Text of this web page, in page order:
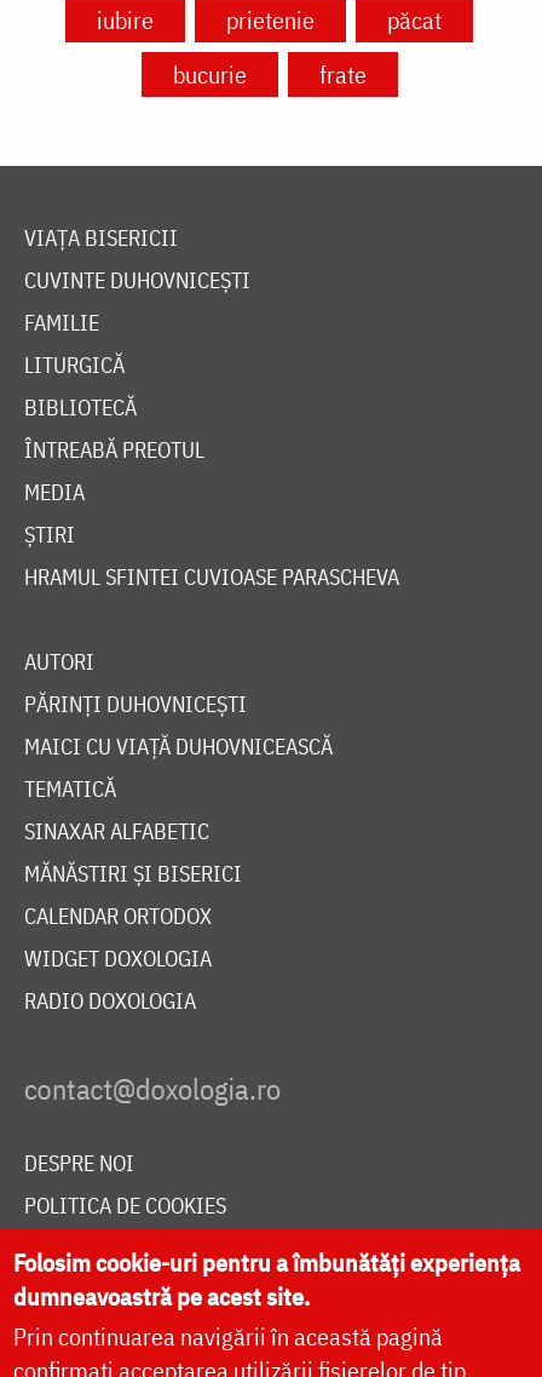
iubire prietenie
păcat
bucurie
frate
VIAȚA BISERICII
CUVINTE DUHOVNICEȘTI
FAMILIE
LITURGICĂ
BIBLIOTECĂ
ÎNTREABĂ PREOTUL
MEDIA
ȘTIRI
HRAMUL SFINTEI CUVIOASE PARASCHEVA
AUTORI
PĂRINȚI DUHOVNICEȘTI
MAICI CU VIAȚĂ DUHOVNICEASCĂ
TEMATICĂ
SINAXAR ALFABETIC
MĂNĂSTIRI ȘI BISERICI
CALENDAR ORTODOX
WIDGET DOXOLOGIA
RADIO DOXOLOGIA
DESPRE NOI
POLITICA DE COOKIES
DONEAZĂ ONLINE PENTRU CATEDRALA NAȚIONALĂ
LIVE
Folosim cookie-uri pentru a îmbunătăți experiența
dumneavoastră pe acest site.
Prin continuarea navigării în această pagină
confirmați acceptarea utilizării fișierelor de tip